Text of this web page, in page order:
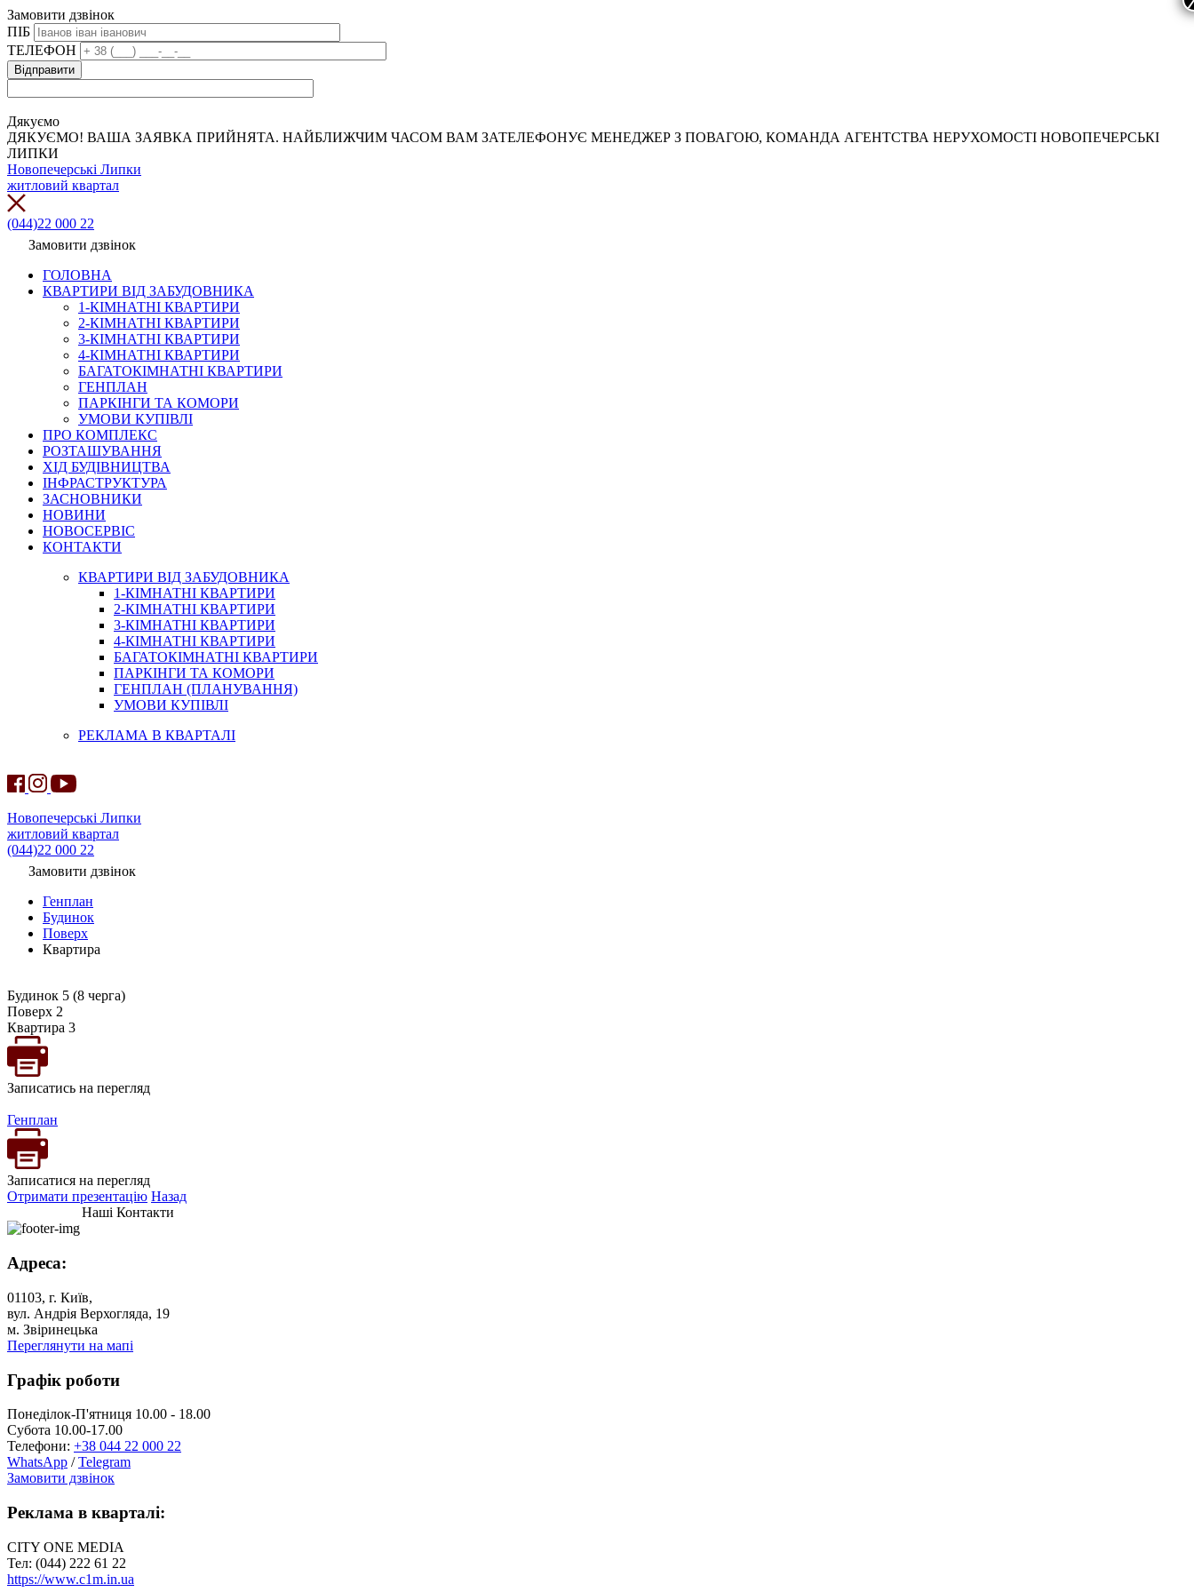
Замовити дзвінок
ПІБ
ТЕЛЕФОН
Дякуємо
ДЯКУЄМО! ВАША ЗАЯВКА ПРИЙНЯТА. НАЙБЛИЖЧИМ ЧАСОМ ВАМ ЗАТЕЛЕФОНУЄ МЕНЕДЖЕР З ПОВАГОЮ, КОМАНДА АГЕНТСТВА НЕРУХОМОСТІ НОВОПЕЧЕРСЬКІ
ЛИПКИ
Новопечерські Липки
житловий квартал
(044)22 000 22
Замовити дзвінок
ГОЛОВНА
КВАРТИРИ ВІД ЗАБУДОВНИКА
1-КІМНАТНІ КВАРТИРИ
2-КІМНАТНІ КВАРТИРИ
3-КІМНАТНІ КВАРТИРИ
4-КІМНАТНІ КВАРТИРИ
БАГАТОКІМНАТНІ КВАРТИРИ
ГЕНПЛАН
ПАРКІНГИ ТА КОМОРИ
УМОВИ КУПІВЛІ
ПРО КОМПЛЕКС
РОЗТАШУВАННЯ
ХІД БУДІВНИЦТВА
ІНФРАСТРУКТУРА
ЗАСНОВНИКИ
НОВИНИ
НОВОСЕРВІС
КОНТАКТИ
КВАРТИРИ ВІД ЗАБУДОВНИКА
1-КІМНАТНІ КВАРТИРИ
2-КІМНАТНІ КВАРТИРИ
3-КІМНАТНІ КВАРТИРИ
4-КІМНАТНІ КВАРТИРИ
БАГАТОКІМНАТНІ КВАРТИРИ
ПАРКІНГИ ТА КОМОРИ
ГЕНПЛАН (ПЛАНУВАННЯ)
УМОВИ КУПІВЛІ
РЕКЛАМА В КВАРТАЛІ
Новопечерські Липки
житловий квартал
(044)22 000 22
Замовити дзвінок
Генплан
Будинок
Поверх
Квартира
Будинок 5 (8 черга)
Поверх 2
Квартира 3
Записатись на перегляд
Генплан
Записатися на перегляд
Отримати презентацію Назад
Наші Контакти
Адреса:
01103, г. Київ,
вул. Андрія Верхогляда, 19
м. Звіринецька
Переглянути на мапі
Графік роботи
Понеділок-П'ятниця 10.00 - 18.00
Субота 10.00-17.00
Телефони: +38 044 22 000 22
WhatsApp /Telegram
Замовити дзвінок
Реклама в кварталі:
CITY ONE MEDIA
Тел: (044) 222 61 22
https://www.c1m.in.ua